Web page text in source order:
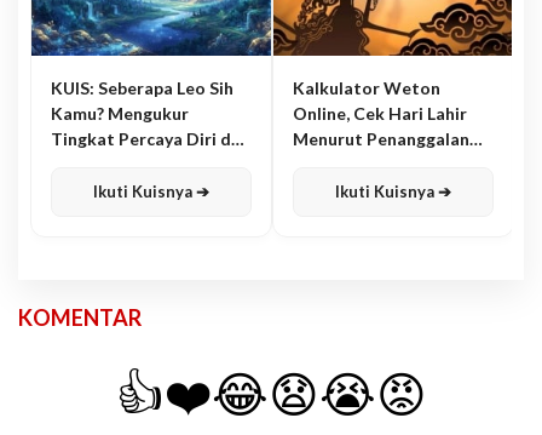
KUIS: Seberapa Leo Sih
Kamu? Mengukur
Tingkat Percaya Diri dan
Ikuti Kuisnya ➔
Kalkulator Weton
Online, Cek Hari Lahir
Menurut Penanggalan
Ikuti Kuisnya ➔
KOMENTAR
👍❤️😂😧😭😡